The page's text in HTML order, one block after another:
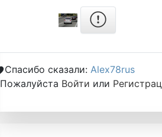
Спасибо сказали: Alex78rus
Пожалуйста Войти или